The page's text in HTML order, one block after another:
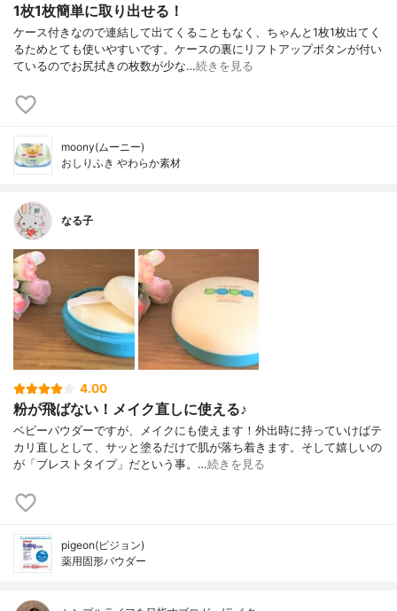
1枚1枚簡単に取り出せる！
ケース付きなので連結して出てくることもなく、ちゃんと1枚1枚出てく
るためとても使いやすいです。ケースの裏にリフトアップボタンが付い
ているのでお尻拭きの枚数が少な…続きを見る
moony(ムーニー)
おしりふき やわらか素材
なる子
4.00
粉が飛ばない！メイク直しに使える♪
ベビーパウダーですが、メイクにも使えます！外出時に持っていけばテ
カリ直しとして、サッと塗るだけで肌が落ち着きます。そして嬉しいの
が「ブレストタイプ」だという事。…続きを見る
pigeon(ピジョン)
薬用固形パウダー